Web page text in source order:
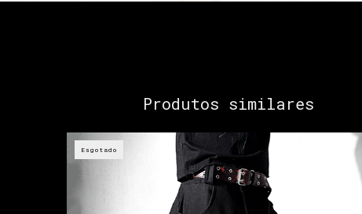
Produtos similares
Esgotado